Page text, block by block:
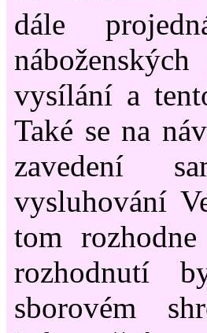
dále
vysílání a
Také se na
zavedení
vysluhování
tom
rozhodnutí
sborovém